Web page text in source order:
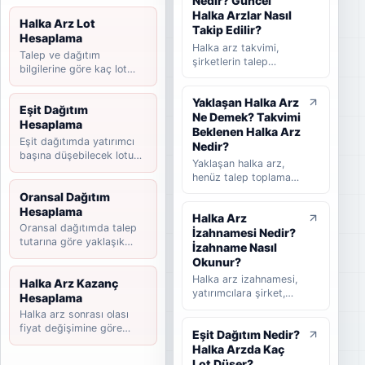
Halka Arz Lot
Hesaplama
Talep ve dağıtım
bilgilerine göre kaç lot
düşebileceğini hesaplayın.
Eşit Dağıtım
Hesaplama
Eşit dağıtımda yatırımcı
başına düşebilecek lotu
tahmin edin.
Oransal Dağıtım
Hesaplama
Oransal dağıtımda talep
tutarına göre yaklaşık
payınızı hesaplayın.
Halka Arz Kazanç
Hesaplama
Halka arz sonrası olası
fiyat değişimine göre
kazanç senaryosunu
Halka Arzlar Nasıl
Takip Edilir?
Halka arz takvimi,
şirketlerin talep
dağıtım yöntemini,
beklenen ve
tamamlanan halka arz
süreçlerini takip
etmeye yardımcı olan
rehber niteliğinde bir
listedir. Bu yazıda
nedir, nasıl okunur,
hangi bilgilere dikkat
edilmelidir ve
yatırımcılar güncel
halka arzları takip
ederken nelere
bakmalıdır sade
Yaklaşan Halka Arz
Ne Demek? Takvimi
Beklenen Halka Arz
Nedir?
Yaklaşan halka arz,
henüz talep toplama
tarafından takip
edilen şirketleri ifade
eder. Takvimi
beklenen halka arz ise
başvuru veya hazırlık
sürecinde olup talep
toplama tarihi henüz
şirketler için kullanılır.
Bu rehberde yaklaşan
halka arz, beklenen
Halka Arz
İzahnamesi Nedir?
İzahname Nasıl
Okunur?
Halka arz izahnamesi,
yatırımcılara şirket,
riskler, fon kullanım
yeri ve satış süreci
hakkında bilgi veren
Eşit Dağıtım Nedir?
Halka Arzda Kaç